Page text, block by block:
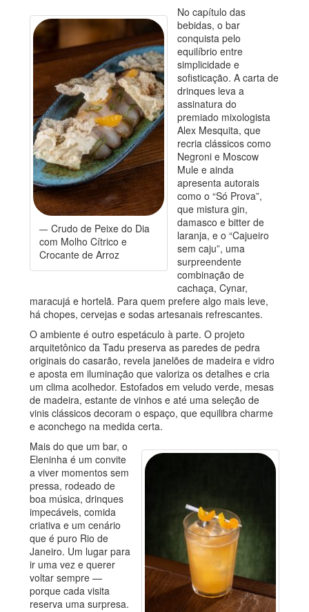
Crudo de Peixe do Dia
com Molho Cítrico e
Crocante de Arroz
No capítulo das
bebidas, o bar
conquista pelo
equilíbrio entre
simplicidade e
sofisticação. A carta de
drinques leva a
assinatura do
premiado mixologista
Alex Mesquita, que
recria clássicos como
Negroni e Moscow
Mule e ainda
apresenta autorais
como o “Só Prova”,
que mistura gin,
damasco e bitter de
laranja, e o “Cajueiro
sem caju”, uma
surpreendente
combinação de
cachaça, Cynar,
maracujá e hortelã. Para quem prefere algo mais leve,
há chopes, cervejas e sodas artesanais refrescantes.
O ambiente é outro espetáculo à parte. O projeto
arquitetônico da Tadu preserva as paredes de pedra
originais do casarão, revela janelões de madeira e vidro
e aposta em iluminação que valoriza os detalhes e cria
um clima acolhedor. Estofados em veludo verde, mesas
de madeira, estante de vinhos e até uma seleção de
vinis clássicos decoram o espaço, que equilibra charme
e aconchego na medida certa.
Mais do que um bar, o
Eleninha é um convite
a viver momentos sem
pressa, rodeado de
boa música, drinques
impecáveis, comida
criativa e um cenário
que é puro Rio de
Janeiro. Um lugar para
ir uma vez e querer
voltar sempre —
porque cada visita
reserva uma surpresa.